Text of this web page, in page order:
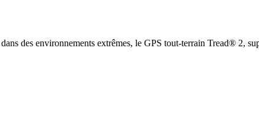
des environnements extrêmes, le GPS tout-terrain Tread® 2,